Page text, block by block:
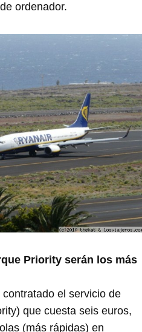
ordenador.
Priority serán los más
el servicio de
que cuesta seis euros,
(más rápidas) en